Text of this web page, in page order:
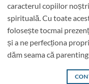
caracterul copiilor
spirituală. Cu toate
folosește tocmai
și a ne perfecționa
dăm seama că